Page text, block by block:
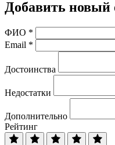
Добавить новый
ФИО *
Email *
Достоинства
Недостатки
Дополнительно
Рейтинг